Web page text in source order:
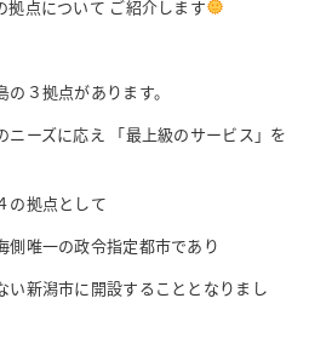
拠点について ご紹介します
３拠点があります。
ニーズに応え 「最上級のサービス」を
の拠点として
側唯一の政令指定都市であり
い新潟市に開設することとなりまし